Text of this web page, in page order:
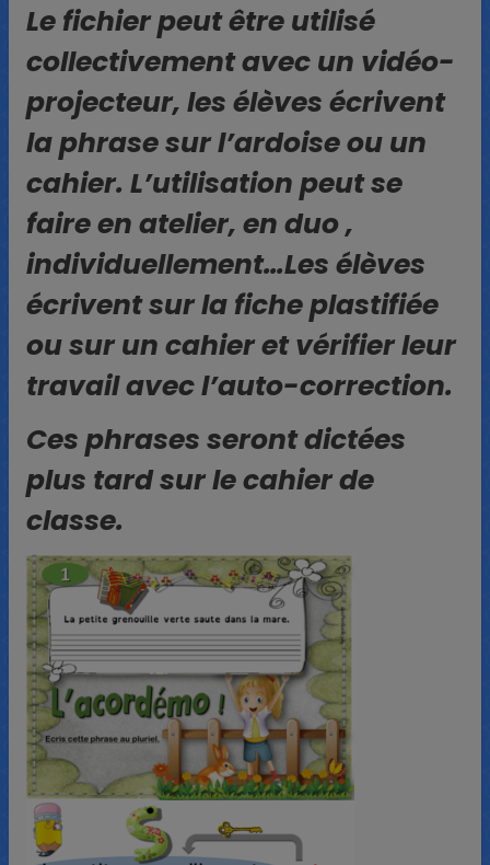
Le fichier peut être utilisé
collectivement avec un vidéo-
projecteur, les élèves écrivent
la phrase sur l’ardoise ou un
cahier. L’utilisation peut se
faire en atelier, en duo ,
individuellement…Les élèves
écrivent sur la fiche plastifiée
ou sur un cahier et vérifier leur
travail avec l’auto-correction.
Ces phrases seront dictées
plus tard sur le cahier de
classe.